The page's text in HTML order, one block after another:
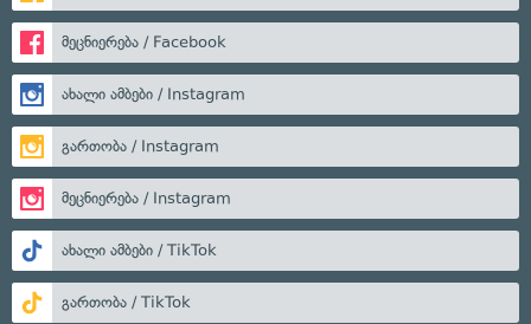
მეცნიერება / Facebook
ახალი ამბები / Instagram
გართობა / Instagram
მეცნიერება / Instagram
ახალი ამბები / TikTok
გართობა / TikTok